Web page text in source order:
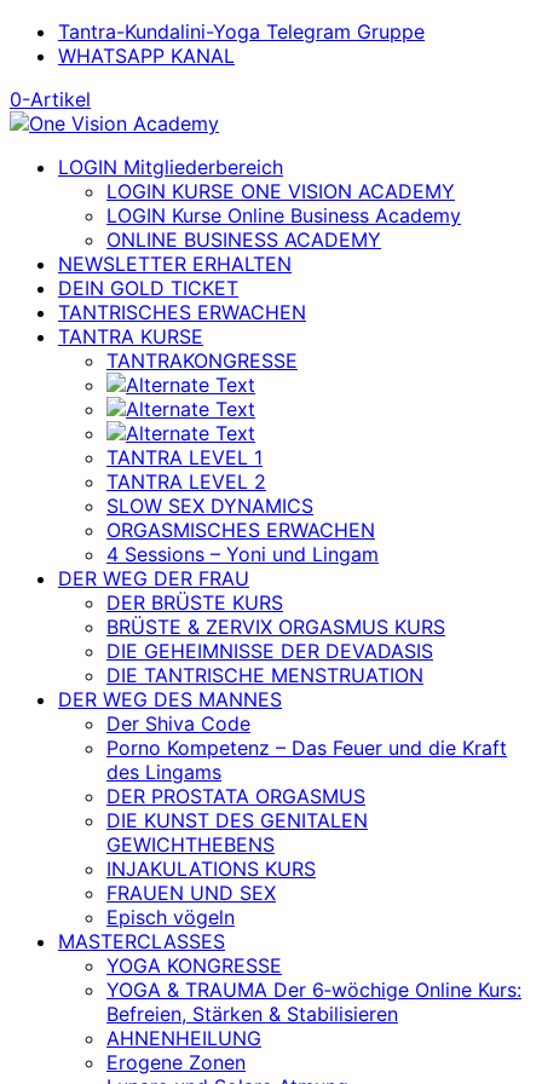
Tantra-Kundalini-Yoga Telegram Gruppe
WHATSAPP KANAL
0-Artikel
LOGIN Mitgliederbereich
LOGIN KURSE ONE VISION ACADEMY
LOGIN Kurse Online Business Academy
ONLINE BUSINESS ACADEMY
NEWSLETTER ERHALTEN
DEIN GOLD TICKET
TANTRISCHES ERWACHEN
TANTRA KURSE
TANTRAKONGRESSE
TANTRA LEVEL 1
TANTRA LEVEL 2
SLOW SEX DYNAMICS
ORGASMISCHES ERWACHEN
4 Sessions – Yoni und Lingam
DER WEG DER FRAU
DER BRÜSTE KURS
BRÜSTE & ZERVIX ORGASMUS KURS
DIE GEHEIMNISSE DER DEVADASIS
DIE TANTRISCHE MENSTRUATION
DER WEG DES MANNES
Der Shiva Code
Porno Kompetenz – Das Feuer und die Kraft
des Lingams
DER PROSTATA ORGASMUS
DIE KUNST DES GENITALEN
GEWICHTHEBENS
INJAKULATIONS KURS
FRAUEN UND SEX
Episch vögeln
MASTERCLASSES
YOGA KONGRESSE
YOGA & TRAUMA Der 6‑wöchige Online Kurs:
Befreien, Stärken & Stabilisieren
AHNENHEILUNG
Erogene Zonen